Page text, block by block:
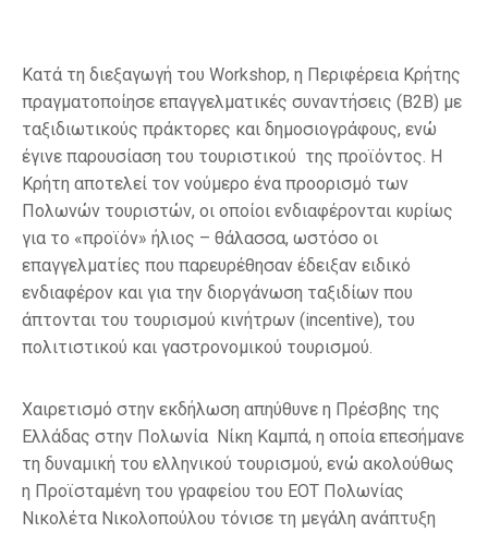
Κατά τη διεξαγωγή του Workshop, η Περιφέρεια Κρήτης
πραγματοποίησε επαγγελματικές συναντήσεις (Β2Β) με
ταξιδιωτικούς πράκτορες και δημοσιογράφους, ενώ
έγινε παρουσίαση του τουριστικού της προϊόντος. Η
Κρήτη αποτελεί τον νούμερο ένα προορισμό των
Πολωνών τουριστών, οι οποίοι ενδιαφέρονται κυρίως
για το «προϊόν» ήλιος – θάλασσα, ωστόσο οι
επαγγελματίες που παρευρέθησαν έδειξαν ειδικό
ενδιαφέρον και για την διοργάνωση ταξιδίων που
άπτονται του τουρισμού κινήτρων (incentive), του
πολιτιστικού και γαστρονομικού τουρισμού.
Χαιρετισμό στην εκδήλωση απηύθυνε η Πρέσβης της
Ελλάδας στην Πολωνία Νίκη Καμπά, η οποία επεσήμανε
τη δυναμική του ελληνικού τουρισμού, ενώ ακολούθως
η Προϊσταμένη του γραφείου του ΕΟΤ Πολωνίας
Νικολέτα Νικολοπούλου τόνισε τη μεγάλη ανάπτυξη